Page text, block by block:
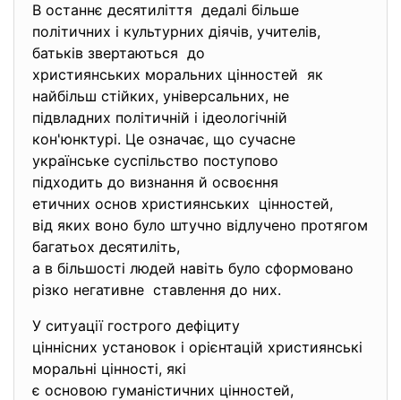
В останнє десятиліття дедалі більше
політичних і культурних діячів, учителів,
батьків звертаються до
християнських моральних цінностей як
найбільш стійких, універсальних, не
підвладних політичній і ідеологічній
кон'юнктурі. Це означає, що сучасне
українське суспільство поступово
підходить до визнання й освоєння
етичних основ християнських цінностей,
від яких воно було штучно відлучено протягом
багатьох десятиліть,
а в більшості людей навіть було сформовано
різко негативне ставлення до них.
У ситуації гострого дефіциту
ціннісних установок і орієнтацій християнські
моральні цінності, які
є основою гуманістичних цінностей,